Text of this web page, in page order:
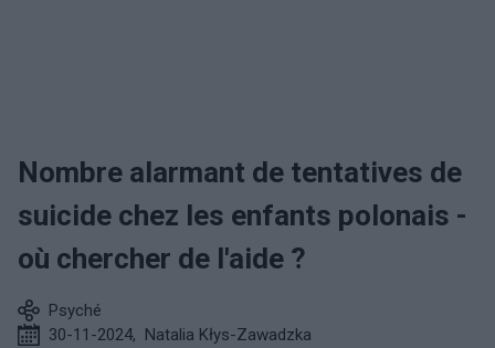
Nombre alarmant de tentatives de
suicide chez les enfants polonais -
où chercher de l'aide ?
Psyché
30-11-2024, Natalia Kłys-Zawadzka